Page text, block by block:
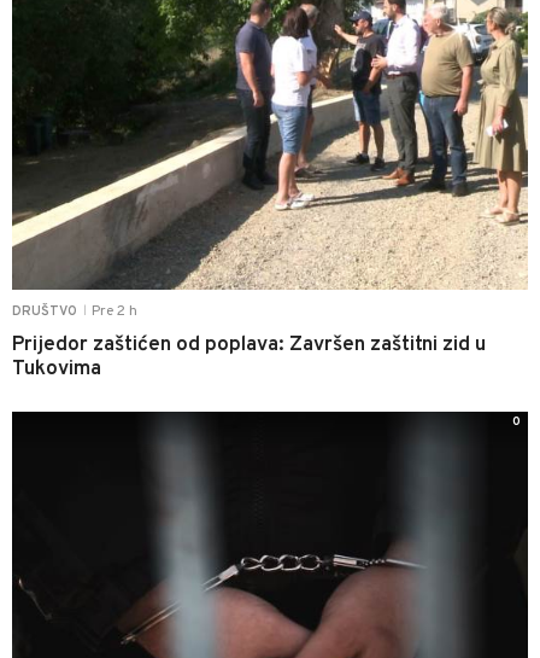
DRUŠTVO Pre 2 h
Prijedor zaštićen od poplava: Završen zaštitni zid u
Tukovima
0